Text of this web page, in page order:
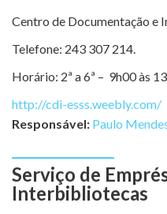
Centro de Documentação e
Telefone: 243 307 214.
Horário: 2ª a 6ª – 9h00 às
http://cdi-esss.weebly.com/
Responsável: Paulo
Serviço de
Interbibliotecas